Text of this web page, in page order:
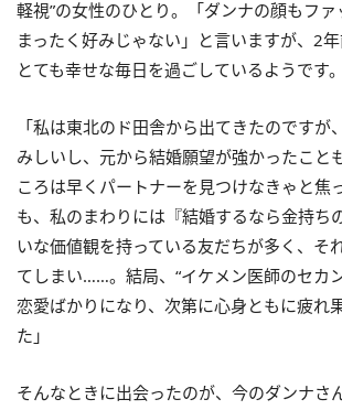
軽視”の女性のひとり。「ダンナの顔もフ
まったく好みじゃない」と言いますが、2年
とても幸せな毎日を過ごしているようです。
「私は東北のド田舎から出てきたのですが
みしいし、元から結婚願望が強かったこと
ころは早くパートナーを見つけなきゃと焦
も、私のまわりには『結婚するなら金持ち
いな価値観を持っている友だちが多く、そ
てしまい……。結局、“イケメン医師のセカ
恋愛ばかりになり、次第に心身ともに疲れ
た」
そんなときに出会ったのが、今のダンナさ